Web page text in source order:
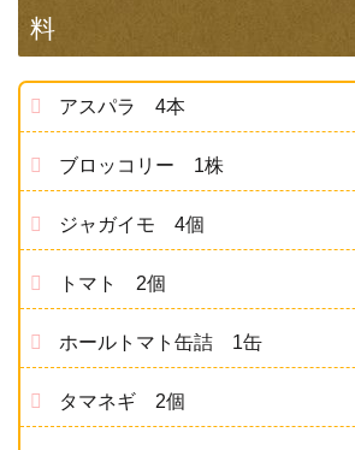
料
アスパラ 4本
ブロッコリー 1株
ジャガイモ 4個
トマト 2個
ホールトマト缶詰 1缶
タマネギ 2個